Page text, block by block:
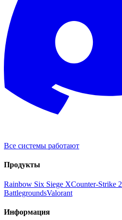
Все системы работают
Продукты
Rainbow Six Siege XCounter-Strike 2
BattlegroundsValorant
Информация